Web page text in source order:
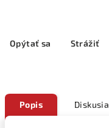
Opýtať sa Strážiť
Popis Diskusia